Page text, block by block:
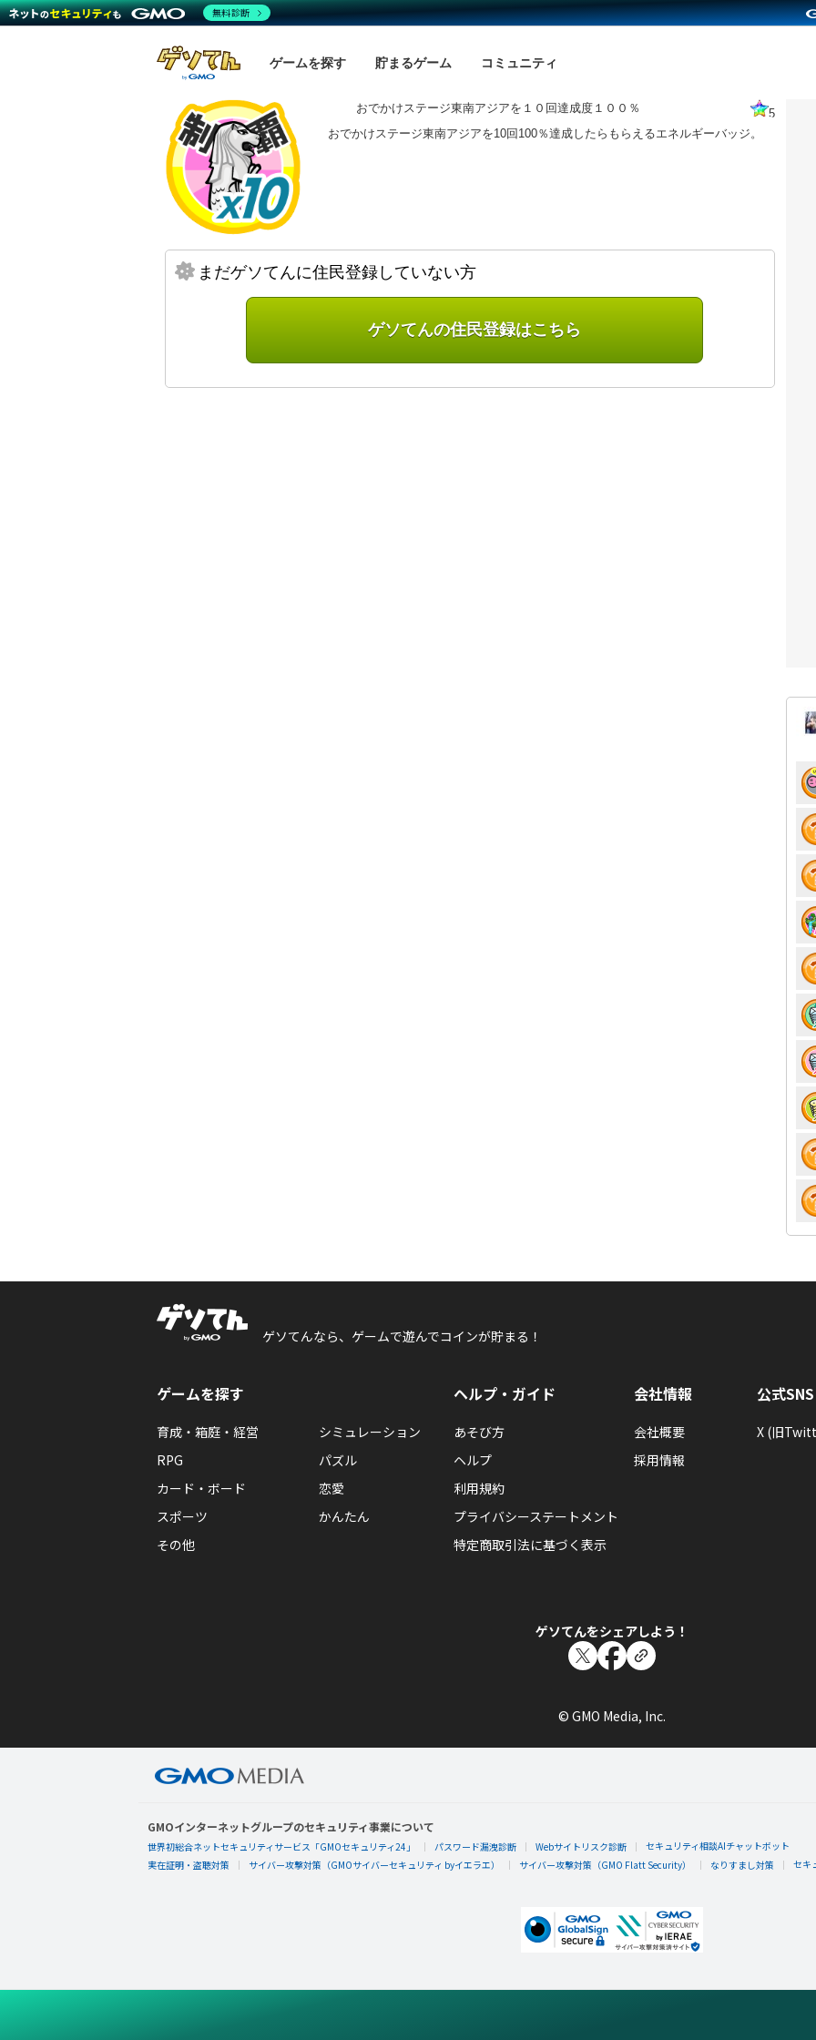
ゲームを探す 貯まるゲーム コミュニティ
おでかけステージ東南アジアを１０回達成度１００％
5
おでかけステージ東南アジアを10回100％達成したらもらえるエネルギーバッジ。
まだゲソてんに住民登録していない方
ゲソてんの住民登録はこちら
ゲソてんなら、ゲームで遊んでコインが貯まる！
ゲームを探す
育成・箱庭・経営
シミュレーション
RPG
パズル
カード・ボード
恋愛
スポーツ
かんたん
その他
ヘルプ・ガイド
あそび方
ヘルプ
利用規約
プライバシーステートメント
特定商取引法に基づく表示
会社情報
会社概要
採用情報
公式SNS
X (旧
ゲソてんをシェアしよう！
© GMO Media, Inc.
GMOインターネットグループのセキュリティ事業について
世界初総合ネットセキュリティサービス「GMOセキュリティ24」 パスワード漏洩診断 Webサイトリスク診断
セキュリティ相談AIチャットボット
実在証明・盗聴対策
サイバー攻撃対策（GMOサイバーセキュリティ byイエラエ） サイバー攻撃対策（GMO Flatt Security） なりすまし対策 セキ
無料診断